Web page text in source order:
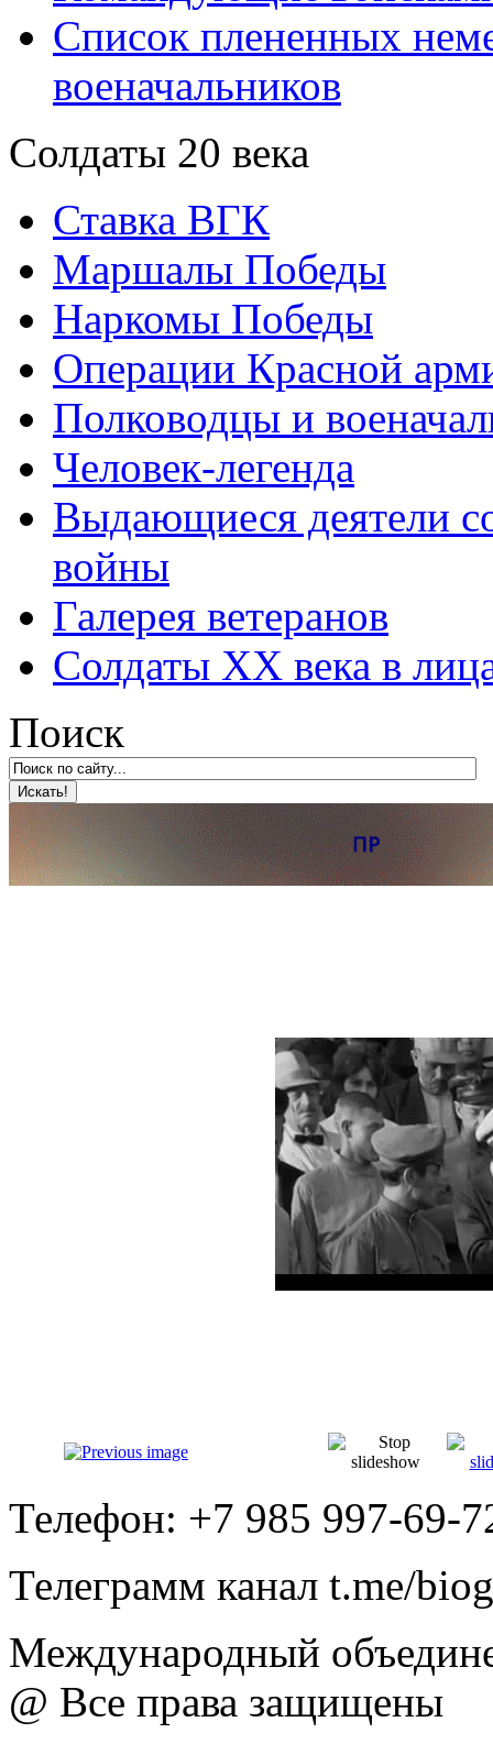
Список плененных
военачальников
Солдаты 20 века
Ставка ВГК
Маршалы Победы
Наркомы Победы
Операции Красной
Полководцы и
Человек-легенда
Выдающиеся деятели
войны
Галерея ветеранов
Солдаты XX века в
Поиск
Телефон: +7 985 997-69-
Телеграмм канал t.me/
Международный
@ Все права защищены